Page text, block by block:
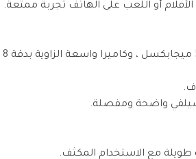
أو اللعب على الهاتف تجربة ممتعة.